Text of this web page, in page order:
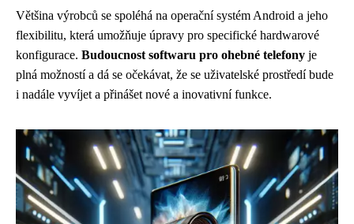
Většina výrobců se spoléhá na operační systém Android a jeho
flexibilitu, která umožňuje úpravy pro specifické hardwarové
konfigurace. Budoucnost softwaru pro ohebné telefony je
plná možností a dá se očekávat, že se uživatelské prostředí bude
i nadále vyvíjet a přinášet nové a inovativní funkce.